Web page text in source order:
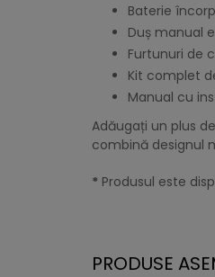
Baterie
Duș manual
Furtunuri de
Kit complet
Manual cu
Adăugați un plus
combină designul
* Produsul este
PRODUSE